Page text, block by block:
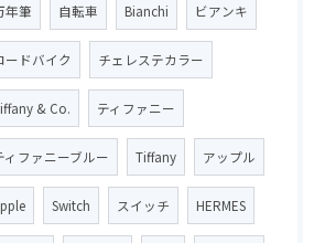
年筆 自転車 Bianchi ビアンキ
ードバイク チェレステカラー
& Co. ティファニー
ィファニーブルー Tiffany アップル
Switch スイッチ HERMES